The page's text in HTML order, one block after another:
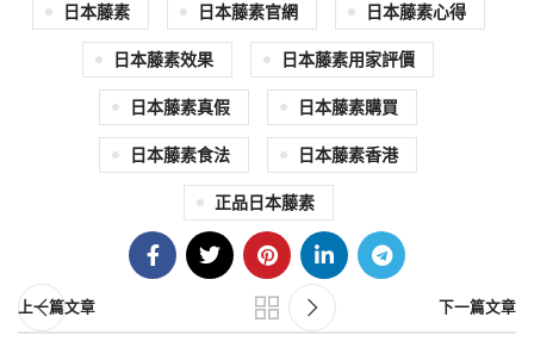
日本藤素 日本藤素官網 日本藤素心得
日本藤素效果 日本藤素用家評價
日本藤素真假 日本藤素購買
日本藤素食法 日本藤素香港
正品日本藤素
上一篇文章 下一篇文章